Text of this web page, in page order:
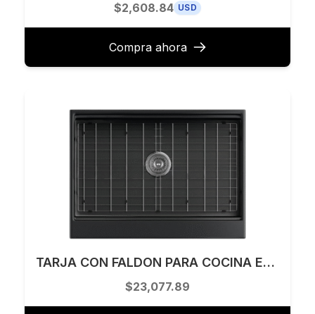
$2,608.84 USD
Compra ahora
TARJA CON FALDON PARA COCINA EMPOTRAR Y SUBMONTAR 76 X 56 CM KELE MODELO KQS3022A-BL
$23,077.89